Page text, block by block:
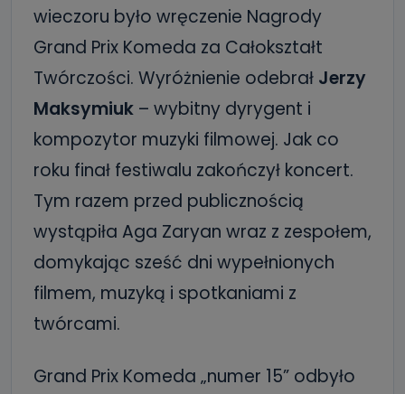
wieczoru było wręczenie Nagrody
Grand Prix Komeda za Całokształt
Twórczości. Wyróżnienie odebrał Jerzy
Maksymiuk – wybitny dyrygent i
kompozytor muzyki filmowej. Jak co
roku finał festiwalu zakończył koncert.
Tym razem przed publicznością
wystąpiła Aga Zaryan wraz z zespołem,
domykając sześć dni wypełnionych
filmem, muzyką i spotkaniami z
twórcami.
Grand Prix Komeda „numer 15” odbyło